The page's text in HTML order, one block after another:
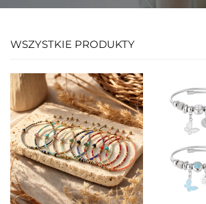
WSZYSTKIE PRODUKTY